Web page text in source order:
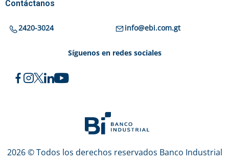
Contáctanos
2420-3024 info@ebi.com.gt
Síguenos en redes sociales
2026 © Todos los derechos reservados Banco Industrial